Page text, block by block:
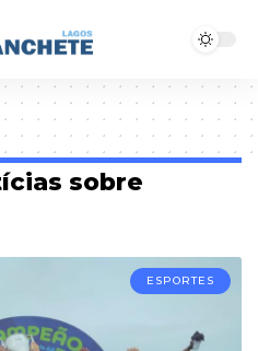
sobre
ESPORTES